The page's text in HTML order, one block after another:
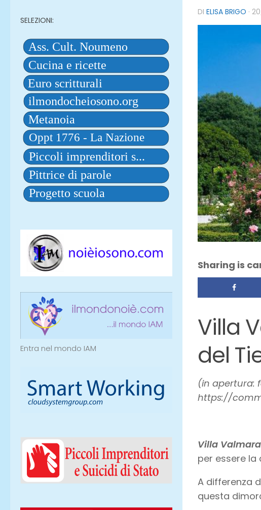
DI ELISA BRIGO ·
Sharing is
Villa
del
(in apertura:
https://
Villa
per essere
A differenza
questa
SELEZIONI:
Entra nel mondo IAM